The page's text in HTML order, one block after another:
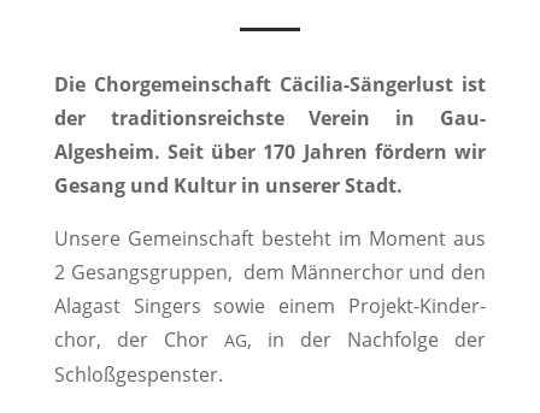
Die Chorge­mein­schaft Cäcil­ia-Sänger­lust ist
der tra­di­tion­sre­ich­ste Vere­in in Gau-
Algesheim. Seit über 170 Jahren fördern wir
Gesang und Kul­tur in unser­er Stadt.
Unsere Gemein­schaft beste­ht im Moment aus
2 Gesangs­grup­pen, dem Män­ner­chor und den
Ala­gast Singers sowie einem Pro­jekt-Kinder­
chor, der Chor AG, in der Nach­folge der
Schloßgespenster.